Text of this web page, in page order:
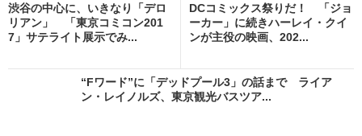
渋谷の中心に、いきなり「デロ
リアン」 「東京コミコン201
7」サテライト展示でみ...
DCコミックス祭りだ！ 「ジョ
ーカー」に続きハーレイ・クイ
ンが主役の映画、202...
“Fワード”に「デッドプール3」の話まで ライア
ン・レイノルズ、東京観光バスツア...